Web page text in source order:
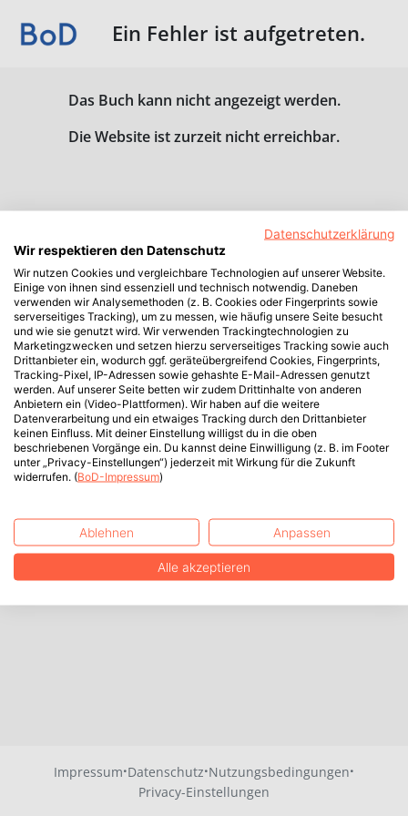
Ein Fehler ist aufgetreten.
Das Buch kann nicht angezeigt werden.
Die Website ist zurzeit nicht erreichbar.
Impressum·Datenschutz·Nutzungsbedingungen·
Privacy-Einstellungen
Datenschutzerklärung
Wir respektieren den Datenschutz
Wir nutzen Cookies und vergleichbare Technologien auf unserer Website.
Einige von ihnen sind essenziell und technisch notwendig. Daneben
verwenden wir Analysemethoden (z. B. Cookies oder Fingerprints sowie
serverseitiges Tracking), um zu messen, wie häufig unsere Seite besucht
und wie sie genutzt wird. Wir verwenden Trackingtechnologien zu
Marketingzwecken und setzen hierzu serverseitiges Tracking sowie auch
Drittanbieter ein, wodurch ggf. geräteübergreifend Cookies, Fingerprints,
Tracking-Pixel, IP-Adressen sowie gehashte E-Mail-Adressen genutzt
werden. Auf unserer Seite betten wir zudem Drittinhalte von anderen
Anbietern ein (Video-Plattformen). Wir haben auf die weitere
Datenverarbeitung und ein etwaiges Tracking durch den Drittanbieter
keinen Einfluss. Mit deiner Einstellung willigst du in die oben
beschriebenen Vorgänge ein. Du kannst deine Einwilligung (z. B. im Footer
unter „Privacy-Einstellungen“) jederzeit mit Wirkung für die Zukunft
widerrufen. (BoD-Impressum)
Ablehnen Anpassen
Alle akzeptieren